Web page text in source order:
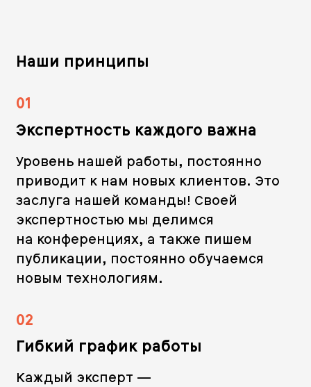
Наши принципы
01
Экспертность каждого важна
Уровень нашей работы, постоянно
приводит к нам новых клиентов. Это
заслуга нашей команды! Своей
экспертностью мы делимся
на конференциях, а также пишем
публикации, постоянно обучаемся
новым технологиям.
02
Гибкий график работы
Каждый эксперт —